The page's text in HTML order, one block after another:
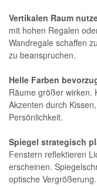
Vertikalen Raum
mit hohen Regalen
Wandregale schaffen
zu beanspruchen.
Helle Farben
Räume größer wirken.
Akzenten durch
Persönlichkeit.
Spiegel strategisch
Fenstern reflektieren
erscheinen.
optische Vergrößerung.